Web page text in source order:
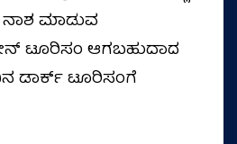
ನಾಶ ಮಾಡುವ
ಟೂರಿಸಂ ಆಗಬಹುದಾದ
ಡಾರ್ಕ್‌ ಟೂರಿಸಂಗೆ